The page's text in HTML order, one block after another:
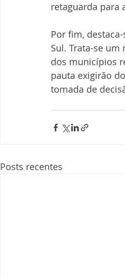
retaguarda para
Por fim,
Sul. Trata-se
dos municípios
pauta exigirão
tomada de
Posts recentes